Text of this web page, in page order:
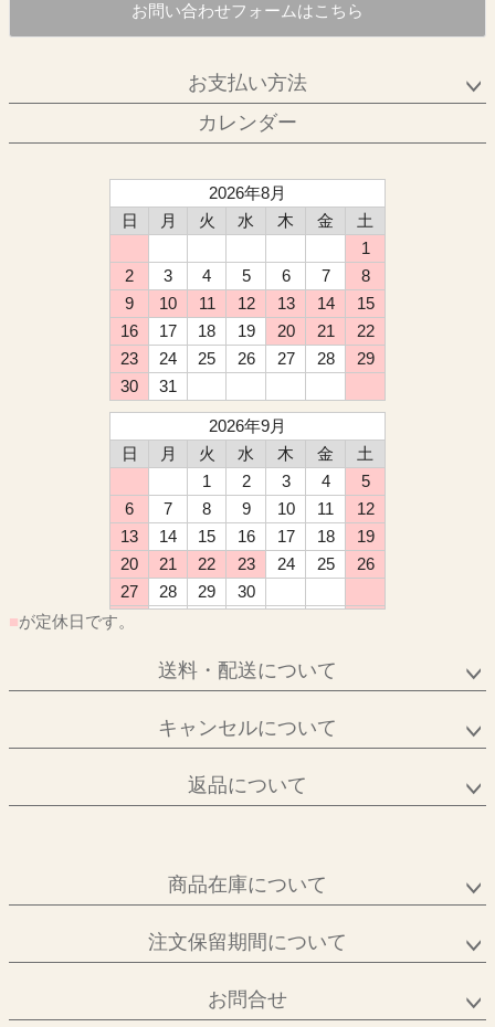
お問い合わせフォームはこちら
お支払い方法
カレンダー
2026年8月
日
月 火 水 木 金
土
1
2
3 4 5 6 7
8
9
10 11 12 13 14
15
16
17 18 19 20 21
22
23
24 25 26 27 28
29
30
31
2026年9月
日
月 火 水 木 金
土
1
2 3 4
5
6
7 8 9 10 11
12
13
14 15 16 17 18
19
20
21 22 23 24 25
26
27
28 29
30
■が定休日です。
送料・配送について
キャンセルについて
返品について
商品在庫について
注文保留期間について
お問合せ